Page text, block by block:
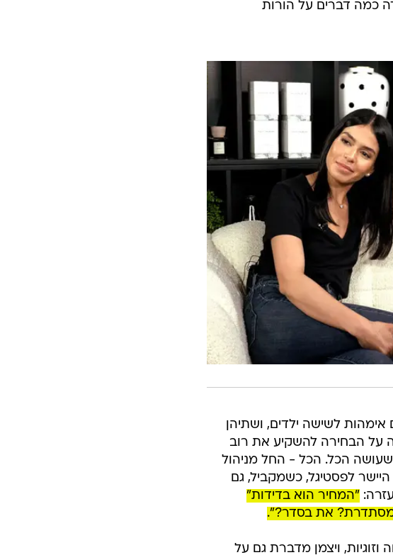
כמה דברים על הורות
אימהות לשישה ילדים, ושתיהן
על הבחירה להשקיע את רוב
הכל. הכל - החל מניהול
לפסטיגל, כשמקביל, גם
"המחיר הוא בדידות"
מסתדרת? את בסדר?".
ויצמן מדברת גם על